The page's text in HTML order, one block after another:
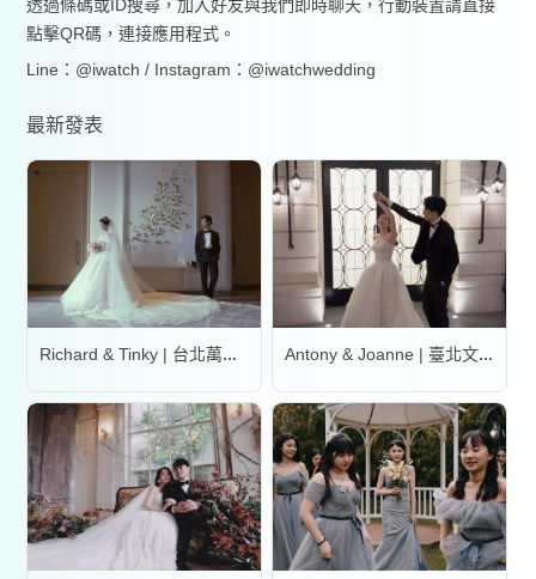
透過條碼或ID搜尋，加入好友與我們即時聊天，行動裝置請直接
點擊QR碼，連接應用程式。
Line：@iwatch / Instagram：@iwatchwedding
最新發表
Richard & Tinky | 台北萬豪酒店 Antony & Joanne | 臺北文華東方酒店